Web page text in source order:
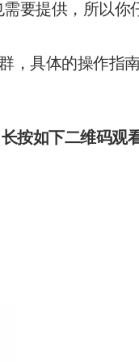
要提供，所以
，具体的操作指
长按如下二维码观